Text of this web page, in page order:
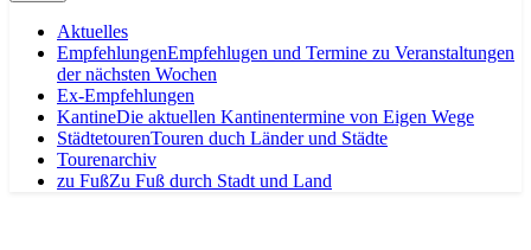
Aktuelles
EmpfehlungenEmpfehlugen und Termine zu Veranstaltungen
der nächsten Wochen
Ex-Empfehlungen
KantineDie aktuellen Kantinentermine von Eigen Wege
StädtetourenTouren duch Länder und Städte
Tourenarchiv
zu FußZu Fuß durch Stadt und Land